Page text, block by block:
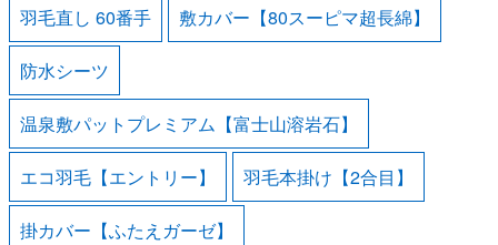
羽毛直し 60番手 敷カバー【80スーピマ超長綿】
防水シーツ
温泉敷パットプレミアム【富士山溶岩石】
エコ羽毛【エントリー】 羽毛本掛け【2合目】
掛カバー【ふたえガーゼ】